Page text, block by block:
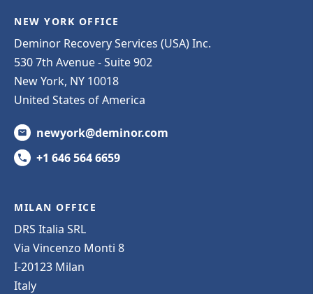
NEW YORK OFFICE
Deminor Recovery Services (USA) Inc.
530 7th Avenue - Suite 902
New York, NY 10018
United States of America
newyork@deminor.com
+1 646 564 6659
MILAN OFFICE
DRS Italia SRL
Via Vincenzo Monti 8
I-20123 Milan
Italy